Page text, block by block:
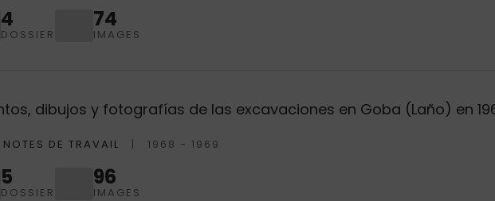
4
DOSSIER
74
IMAGES
dibujos y fotografías de las excavaciones en Goba (Laño) en
NOTES DE TRAVAIL 1968 - 1969
5
DOSSIER
96
IMAGES